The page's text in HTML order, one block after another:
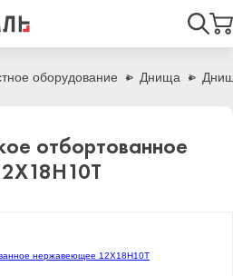
оборудование Днища
отбортованное